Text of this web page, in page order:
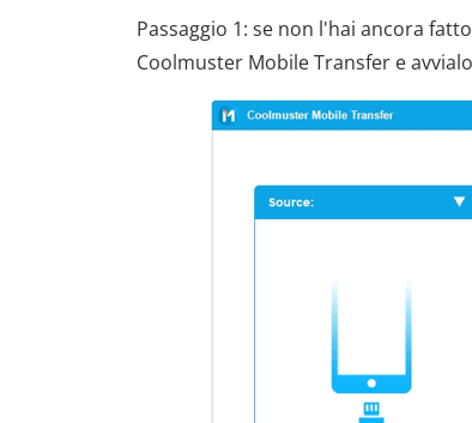
Passaggio 1: se non l'hai ancora
Coolmuster Mobile Transfer e